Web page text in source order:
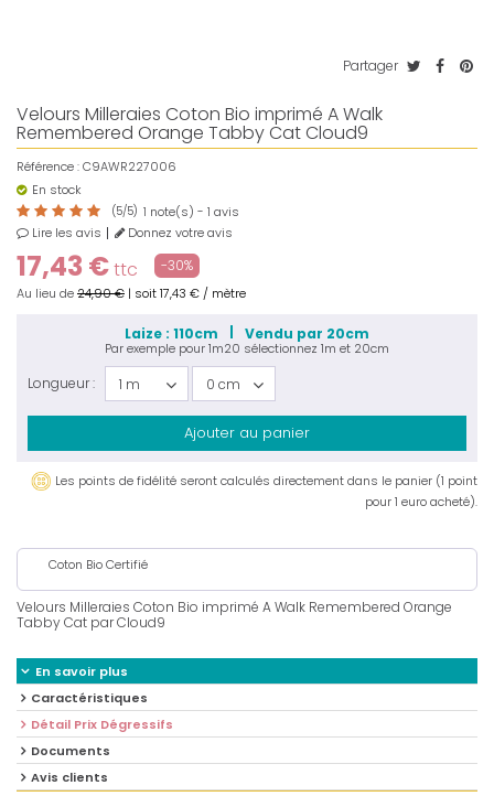
Partager
Velours Milleraies Coton Bio imprimé A Walk
Remembered Orange Tabby Cat Cloud9
Référence :C9AWR227006
En stock
(5/5) 1 note(s) - 1 avis
Lire les avis
Donnez votre avis
17,43 €ttc -30%
Au lieu de24,90 € | soit17,43 € / mètre
Laize : 110cm Vendu par 20cm
Par exemple pour1m20 sélectionnez 1m et 20cm
Longueur : 1 m 0 cm
Ajouter au panier
Les points de fidélité seront calculés directement dans le panier (1 point
pour 1 euro acheté).
Coton Bio Certifié
Velours Milleraies Coton Bio imprimé A Walk Remembered Orange
Tabby Cat par Cloud9
En savoir plus
Caractéristiques
Détail Prix Dégressifs
Documents
Avis clients